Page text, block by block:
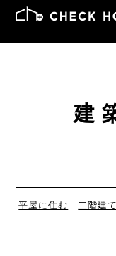
建
平屋に住む 二階建